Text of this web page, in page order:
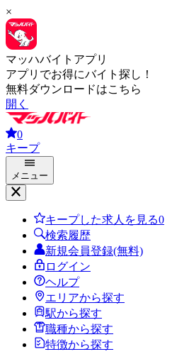
×
マッハバイトアプリ
アプリでお得にバイト探し！
無料ダウンロードはこちら
開く
0
キープ
メニュー
キープした求人を見る0
検索履歴
新規会員登録(無料)
ログイン
ヘルプ
エリアから探す
駅から探す
職種から探す
特徴から探す